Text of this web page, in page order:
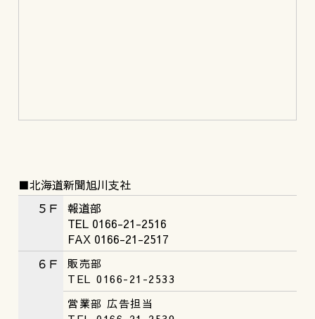
■北海道新聞旭川支社
５Ｆ
報道部
TEL 0166-21-2516
FAX 0166-21-2517
６Ｆ
販売部
TEL 0166-21-2533
営業部 広告担当